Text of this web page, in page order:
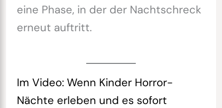
eine Phase, in der der Nachtschreck
erneut auftritt.
Im Video: Wenn Kinder Horror-
Nächte erleben und es sofort